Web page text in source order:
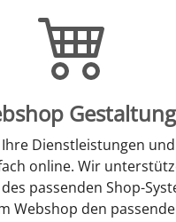
Gestaltung
Ihre Dienstleistungen
online. Wir
passenden Shop-
Webshop den